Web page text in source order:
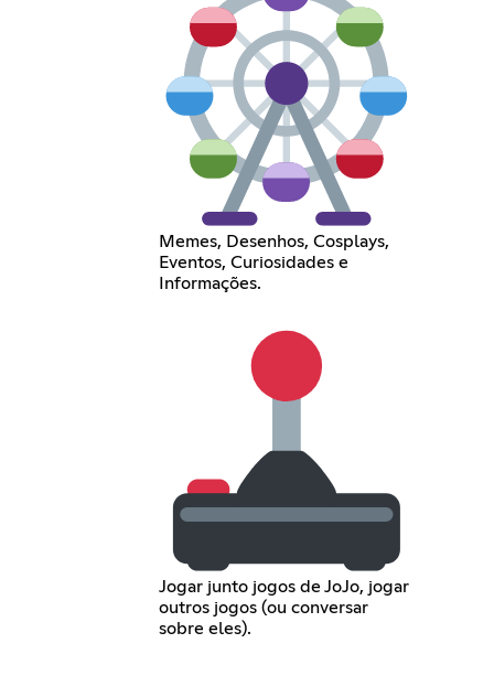
Memes, Desenhos, Cosplays,
Eventos, Curiosidades e
Informações.
Jogar junto jogos de JoJo, jogar
outros jogos (ou conversar
sobre eles).